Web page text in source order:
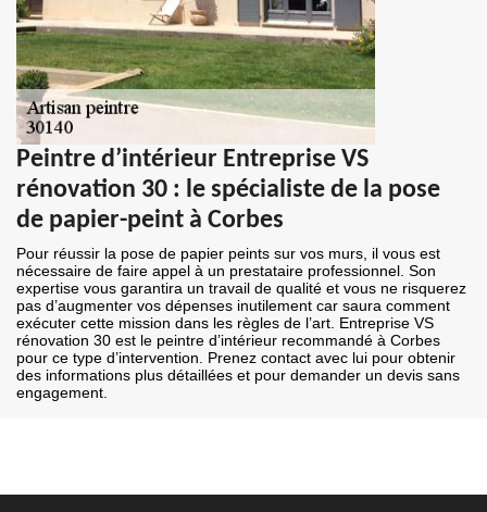
Peintre d’intérieur Entreprise VS
rénovation 30 : le spécialiste de la pose
de papier-peint à Corbes
Pour réussir la pose de papier peints sur vos murs, il vous est
nécessaire de faire appel à un prestataire professionnel. Son
expertise vous garantira un travail de qualité et vous ne risquerez
pas d’augmenter vos dépenses inutilement car saura comment
exécuter cette mission dans les règles de l’art. Entreprise VS
rénovation 30 est le peintre d’intérieur recommandé à Corbes
pour ce type d’intervention. Prenez contact avec lui pour obtenir
des informations plus détaillées et pour demander un devis sans
engagement.